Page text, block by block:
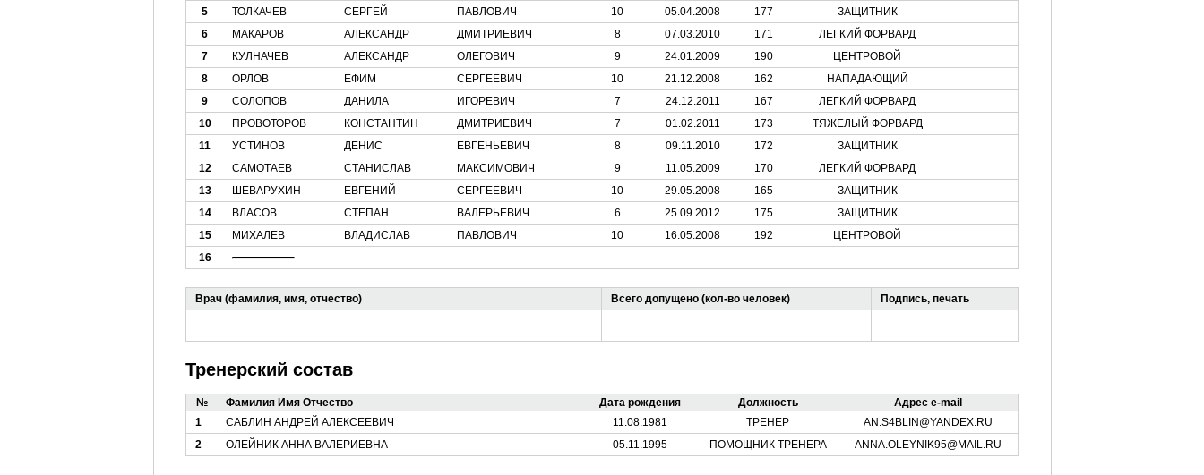
5
ТОЛКАЧЕВ СЕРГЕЙ ПАВЛОВИЧ 10 05.04.2008 177
ЗАЩИТНИК
6
МАКАРОВ АЛЕКСАНДР ДМИТРИЕВИЧ 8 07.03.2010 171
ЛЕГКИЙ ФОРВАРД
7
КУЛНАЧЕВ АЛЕКСАНДР ОЛЕГОВИЧ 9 24.01.2009 190
ЦЕНТРОВОЙ
8
ОРЛОВ ЕФИМ СЕРГЕЕВИЧ 10 21.12.2008 162
НАПАДАЮЩИЙ
9
СОЛОПОВ ДАНИЛА ИГОРЕВИЧ 7 24.12.2011 167
ЛЕГКИЙ ФОРВАРД
10
ПРОВОТОРОВ КОНСТАНТИН ДМИТРИЕВИЧ 7 01.02.2011 173
ТЯЖЕЛЫЙ ФОРВАРД
11
УСТИНОВ ДЕНИС ЕВГЕНЬЕВИЧ 8 09.11.2010 172
ЗАЩИТНИК
12
САМОТАЕВ СТАНИСЛАВ МАКСИМОВИЧ 9 11.05.2009 170
ЛЕГКИЙ ФОРВАРД
13
ШЕВАРУХИН ЕВГЕНИЙ СЕРГЕЕВИЧ 10 29.05.2008 165
ЗАЩИТНИК
14
ВЛАСОВ СТЕПАН ВАЛЕРЬЕВИЧ 6 25.09.2012 175
ЗАЩИТНИК
15
МИХАЛЕВ ВЛАДИСЛАВ ПАВЛОВИЧ 10 16.05.2008 192
ЦЕНТРОВОЙ
16
Врач (фамилия, имя, отчество) Всего допущено (кол-во человек) Подпись, печать
Тренерский состав
№ Фамилия Имя Отчество Дата рождения Должность
Адрес e-mail
1
САБЛИН АНДРЕЙ АЛЕКСЕЕВИЧ 11.08.1981 ТРЕНЕР
AN.S4BLIN@YANDEX.RU
2
ОЛЕЙНИК АННА ВАЛЕРИЕВНА 05.11.1995 ПОМОЩНИК ТРЕНЕРА ANNA.OLEYNIK95@MAIL.RU